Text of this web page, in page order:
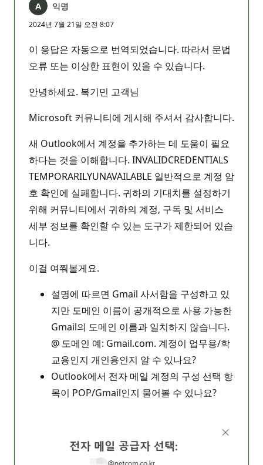
익명
2024년 7월 21일 오전 8:07
이 응답은 자동으로 번역되었습니다. 따라서 문법
오류 또는 이상한 표현이 있을 수 있습니다.
안녕하세요. 복기민 고객님
Microsoft 커뮤니티에 게시해 주셔서 감사합니다.
새 Outlook에서 계정을 추가하는 데 도움이 필요
하다는 것을 이해합니다. INVALIDCREDENTIALS
TEMPORARILYUNAVAILABLE 일반적으로 계정 암
호 확인에 실패합니다. 귀하의 기대치를 설정하기
위해 커뮤니티에서 귀하의 계정, 구독 및 서비스
세부 정보를 확인할 수 있는 도구가 제한되어 있습
니다.
이걸 여쭤볼게요.
설명에 따르면 Gmail 사서함을 구성하고 있
지만 도메인 이름이 공개적으로 사용 가능한
Gmail의 도메인 이름과 일치하지 않습니다.
@ 도메인 예: Gmail.com. 계정이 업무용/학
교용인지 개인용인지 알 수 있나요?
Outlook에서 전자 메일 계정의 구성 선택 항
목이 POP/Gmail인지 물어볼 수 있나요?